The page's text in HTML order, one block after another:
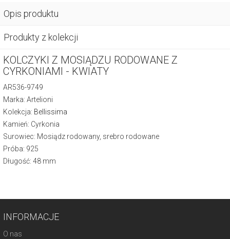
Opis produktu
Produkty z kolekcji
KOLCZYKI Z MOSIĄDZU RODOWANE Z
CYRKONIAMI - KWIATY
AR536-9749
Marka: Artelioni
Kolekcja: Bellissima
Kamień: Cyrkonia
Surowiec: Mosiądz rodowany, srebro rodowane
Próba: 925
Długość: 48 mm
INFORMACJE
O nas